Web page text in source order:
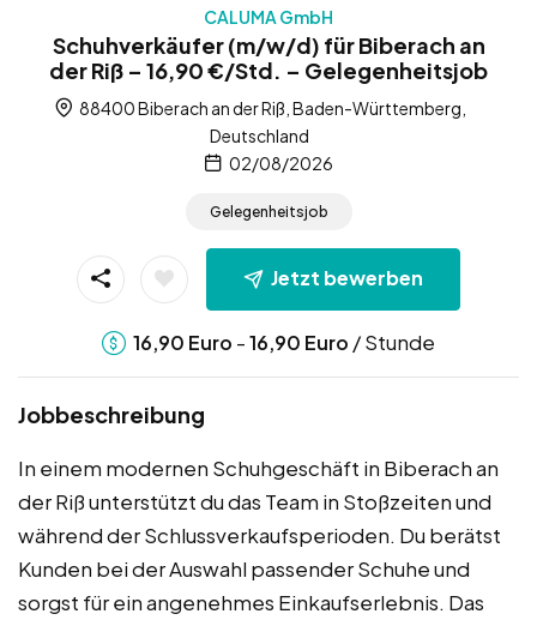
CALUMA GmbH
Schuhverkäufer (m/w/d) für Biberach an
der Riß – 16,90 €/Std. – Gelegenheitsjob
88400 Biberach an der Riß, Baden-Württemberg,
Deutschland
02/08/2026
Gelegenheitsjob
Jetzt bewerben
16,90 Euro -16,90 Euro / Stunde
Jobbeschreibung
In einem modernen Schuhgeschäft in Biberach an
der Riß unterstützt du das Team in Stoßzeiten und
während der Schlussverkaufsperioden. Du berätst
Kunden bei der Auswahl passender Schuhe und
sorgst für ein angenehmes Einkaufserlebnis. Das